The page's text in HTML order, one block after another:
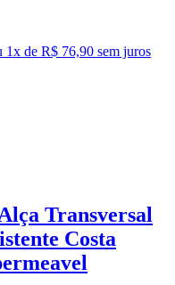
1x de R$ 76,90 sem juros
Transversal
Costa